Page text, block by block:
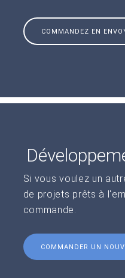
COMMANDEZ EN
Si vous voulez un
de projets prêts à
commande.
COMMANDER UN